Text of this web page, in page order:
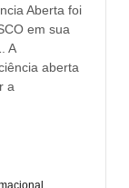
Aberta foi
em sua
A
aberta
a